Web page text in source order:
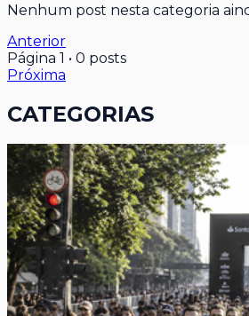
Nenhum post nesta categoria
Anterior
Página 1 • 0 posts
Próxima
CATEGORIAS